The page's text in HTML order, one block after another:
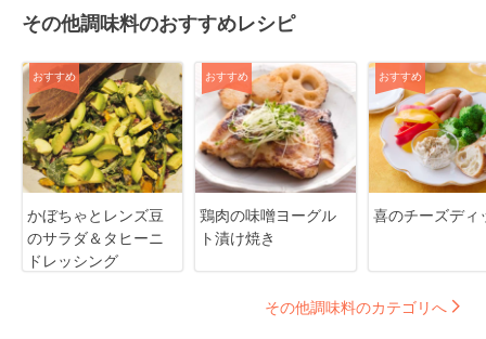
その他調味料のおすすめレシピ
おすすめ
かぼちゃとレンズ豆
のサラダ＆タヒーニ
ドレッシング
おすすめ
鶏肉の味噌ヨーグル
ト漬け焼き
おすすめ
喜のチーズディ
その他調味料のカテゴリへ